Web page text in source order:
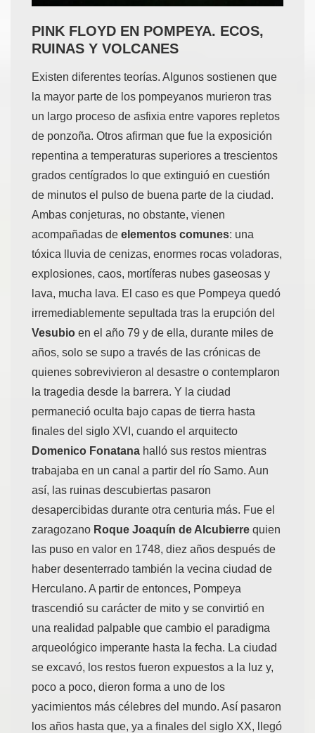
PINK FLOYD EN POMPEYA. ECOS,
RUINAS Y VOLCANES
Existen diferentes teorías. Algunos sostienen que
la mayor parte de los pompeyanos murieron tras
un largo proceso de asfixia entre vapores repletos
de ponzoña. Otros afirman que fue la exposición
repentina a temperaturas superiores a trescientos
grados centígrados lo que extinguió en cuestión
de minutos el pulso de buena parte de la ciudad.
Ambas conjeturas, no obstante, vienen
acompañadas de elementos comunes: una
tóxica lluvia de cenizas, enormes rocas voladoras,
explosiones, caos, mortíferas nubes gaseosas y
lava, mucha lava. El caso es que Pompeya quedó
irremediablemente sepultada tras la erupción del
Vesubio en el año 79 y de ella, durante miles de
años, solo se supo a través de las crónicas de
quienes sobrevivieron al desastre o contemplaron
la tragedia desde la barrera. Y la ciudad
permaneció oculta bajo capas de tierra hasta
finales del siglo XVI, cuando el arquitecto
Domenico Fonatana halló sus restos mientras
trabajaba en un canal a partir del río Samo. Aun
así, las ruinas descubiertas pasaron
desapercibidas durante otra centuria más. Fue el
zaragozano Roque Joaquín de Alcubierre quien
las puso en valor en 1748, diez años después de
haber desenterrado también la vecina ciudad de
Herculano. A partir de entonces, Pompeya
trascendió su carácter de mito y se convirtió en
una realidad palpable que cambio el paradigma
arqueológico imperante hasta la fecha. La ciudad
se excavó, los restos fueron expuestos a la luz y,
poco a poco, dieron forma a uno de los
yacimientos más célebres del mundo. Así pasaron
los años hasta que, ya a finales del siglo XX, llegó